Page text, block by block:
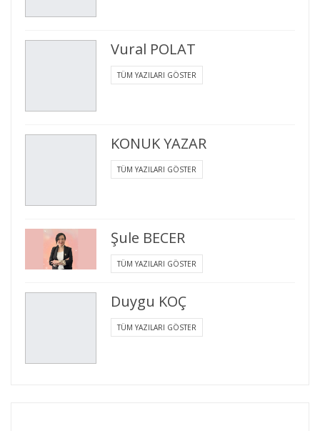
Vural POLAT
TÜM YAZILARI GÖSTER
KONUK YAZAR
TÜM YAZILARI GÖSTER
Şule BECER
TÜM YAZILARI GÖSTER
Duygu KOÇ
TÜM YAZILARI GÖSTER